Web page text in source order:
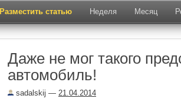
Разместить статью Неделя Месяц
Даже не мог такого
автомобиль!
sadalskij — 21.04.2014